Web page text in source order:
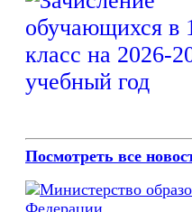
Посмотреть все